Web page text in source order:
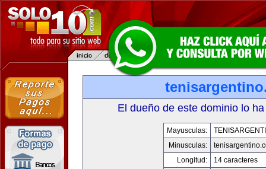
El dueño de este dominio lo
Mayusculas:
Minusculas:
Longitud:
14 caracteres